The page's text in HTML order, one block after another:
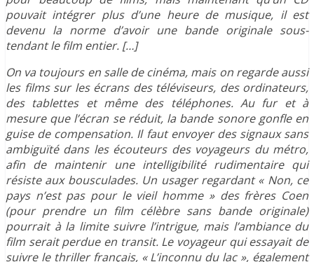
pouvait intégrer plus d’une heure de musique, il est
devenu la norme d’avoir une bande originale sous-
tendant le film entier. […]
On va toujours en salle de cinéma, mais on regarde aussi
les films sur les écrans des téléviseurs, des ordinateurs,
des tablettes et même des téléphones. Au fur et à
mesure que l’écran se réduit, la bande sonore gonfle en
guise de compensation. Il faut envoyer des signaux sans
ambiguïté dans les écouteurs des voyageurs du métro,
afin de maintenir une intelligibilité rudimentaire qui
résiste aux bousculades. Un usager regardant « Non, ce
pays n’est pas pour le vieil homme » des frères Coen
(pour prendre un film célèbre sans bande originale)
pourrait à la limite suivre l’intrigue, mais l’ambiance du
film serait perdue en transit. Le voyageur qui essayait de
suivre le thriller français, « L’inconnu du lac », également